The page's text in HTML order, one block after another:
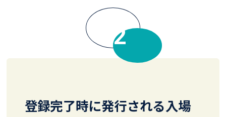
登録完了時に発行される入場